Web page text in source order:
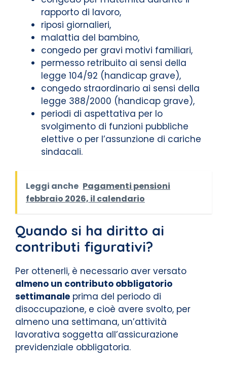
rapporto di lavoro,
riposi giornalieri,
malattia del bambino,
congedo per gravi motivi familiari,
permesso retribuito ai sensi della
legge 104/92 (handicap grave),
congedo straordinario ai sensi della
legge 388/2000 (handicap grave),
periodi di aspettativa per lo
svolgimento di funzioni pubbliche
elettive o per l’assunzione di cariche
sindacali.
Leggi anche Pagamenti pensioni
febbraio 2026, il calendario
Quando si ha diritto ai
contributi figurativi?
Per ottenerli, è necessario aver versato
almeno un contributo obbligatorio
settimanale prima del periodo di
disoccupazione, e cioè avere svolto, per
almeno una settimana, un’attività
lavorativa soggetta all’assicurazione
previdenziale obbligatoria.